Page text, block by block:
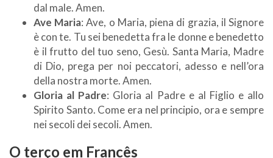
dal male. Amen.
Ave Maria: Ave, o Maria, piena di grazia, il Signore
è con te. Tu sei benedetta fra le donne e benedetto
è il frutto del tuo seno, Gesù. Santa Maria, Madre
di Dio, prega per noi peccatori, adesso e nell’ora
della nostra morte. Amen.
Gloria al Padre: Gloria al Padre e al Figlio e allo
Spirito Santo. Come era nel principio, ora e sempre
nei secoli dei secoli. Amen.
O terço em Francês